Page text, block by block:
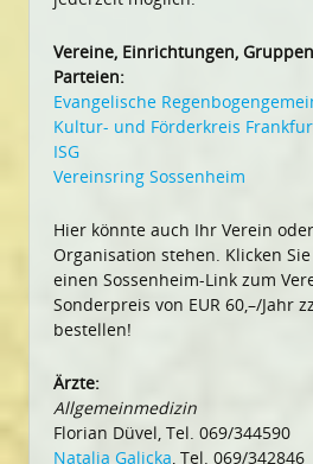
Vereine, Einrichtungen,
Parteien:
Evangelische
Kultur- und Förderkreis
ISG
Vereinsring Sossenheim
Hier könnte auch Ihr Verein
Organisation stehen. Klicken Sie
einen Sossenheim-Link zum
Sonderpreis von EUR 60,–/Jahr
bestellen!
Ärzte:
Allgemeinmedizin
Florian Düvel, Tel. 069/344590
Natalja Galicka , Tel. 069/342846